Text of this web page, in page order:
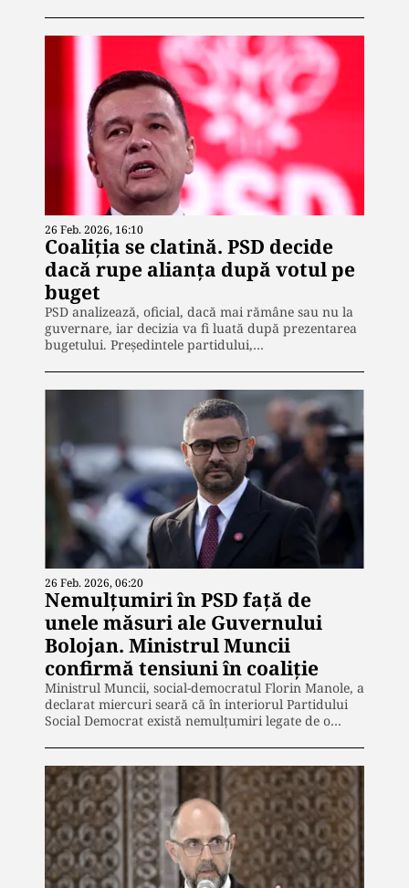
26 Feb. 2026, 16:10
Coaliția se clatină. PSD decide
dacă rupe alianța după votul pe
buget
PSD analizează, oficial, dacă mai rămâne sau nu la
guvernare, iar decizia va fi luată după prezentarea
bugetului. Președintele partidului,…
26 Feb. 2026, 06:20
Nemulțumiri în PSD față de
unele măsuri ale Guvernului
Bolojan. Ministrul Muncii
confirmă tensiuni în coaliție
Ministrul Muncii, social-democratul Florin Manole, a
declarat miercuri seară că în interiorul Partidului
Social Democrat există nemulțumiri legate de o…